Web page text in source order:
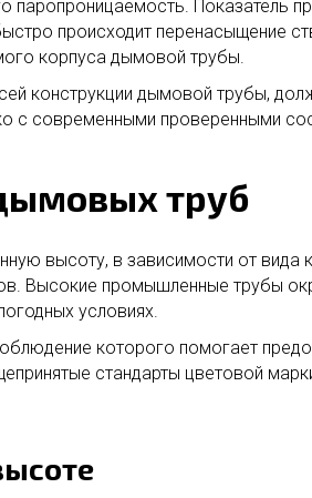
паропроницаемость. Показатель
происходит перенасыщение
корпуса дымовой трубы.
конструкции дымовой трубы,
с современными проверенными
труб
высоту, в зависимости от вида
Высокие промышленные трубы
условиях.
которого помогает
стандарты цветовой